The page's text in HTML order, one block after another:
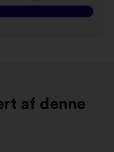
af denne